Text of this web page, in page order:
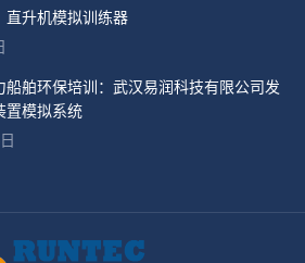
直升机模拟训练器
船舶环保培训：武汉易润科技有限公司发
置模拟系统